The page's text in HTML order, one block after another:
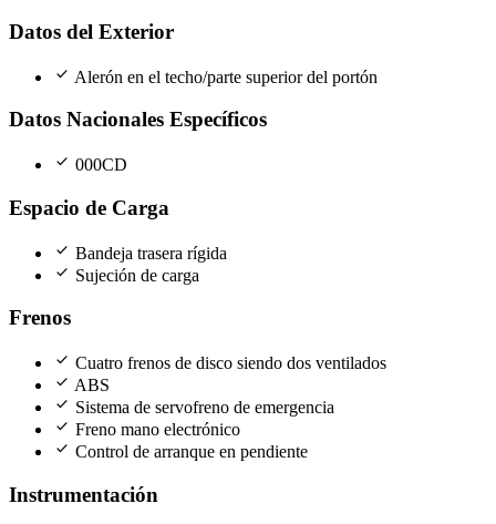
Datos del Exterior
check Alerón en el techo/parte superior del portón
Datos Nacionales Específicos
check 000CD
Espacio de Carga
check Bandeja trasera rígida
check Sujeción de carga
Frenos
check Cuatro frenos de disco siendo dos ventilados
check ABS
check Sistema de servofreno de emergencia
check Freno mano electrónico
check Control de arranque en pendiente
Instrumentación